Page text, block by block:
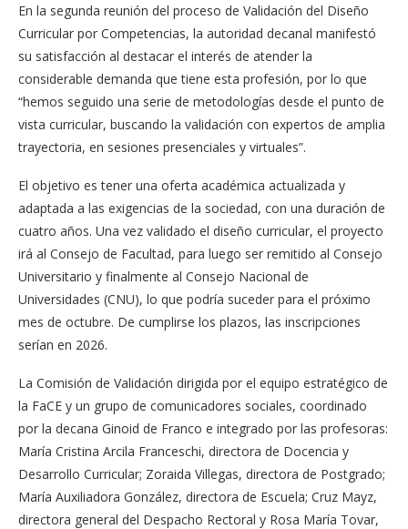
En la segunda reunión del proceso de Validación del Diseño
Curricular por Competencias, la autoridad decanal manifestó
su satisfacción al destacar el interés de atender la
considerable demanda que tiene esta profesión, por lo que
“hemos seguido una serie de metodologías desde el punto de
vista curricular, buscando la validación con expertos de amplia
trayectoria, en sesiones presenciales y virtuales”.
El objetivo es tener una oferta académica actualizada y
adaptada a las exigencias de la sociedad, con una duración de
cuatro años. Una vez validado el diseño curricular, el proyecto
irá al Consejo de Facultad, para luego ser remitido al Consejo
Universitario y finalmente al Consejo Nacional de
Universidades (CNU), lo que podría suceder para el próximo
mes de octubre. De cumplirse los plazos, las inscripciones
serían en 2026.
La Comisión de Validación dirigida por el equipo estratégico de
la FaCE y un grupo de comunicadores sociales, coordinado
por la decana Ginoid de Franco e integrado por las profesoras:
María Cristina Arcila Franceschi, directora de Docencia y
Desarrollo Curricular; Zoraida Villegas, directora de Postgrado;
María Auxiliadora González, directora de Escuela; Cruz Mayz,
directora general del Despacho Rectoral y Rosa María Tovar,